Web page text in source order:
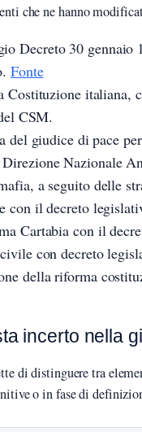
che ne hanno
Decreto 30 gennaio
Fonte
italiana,
CSM.
del giudice di pace
Direzione Nazionale
a seguito delle
con il decreto
Cartabia con il
con decreto
della riforma
incerto nella
di distinguere tra
o in fase di